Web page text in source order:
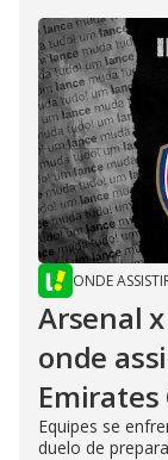
ONDE
Arsenal
onde
Emirates
Equipes se
duelo de